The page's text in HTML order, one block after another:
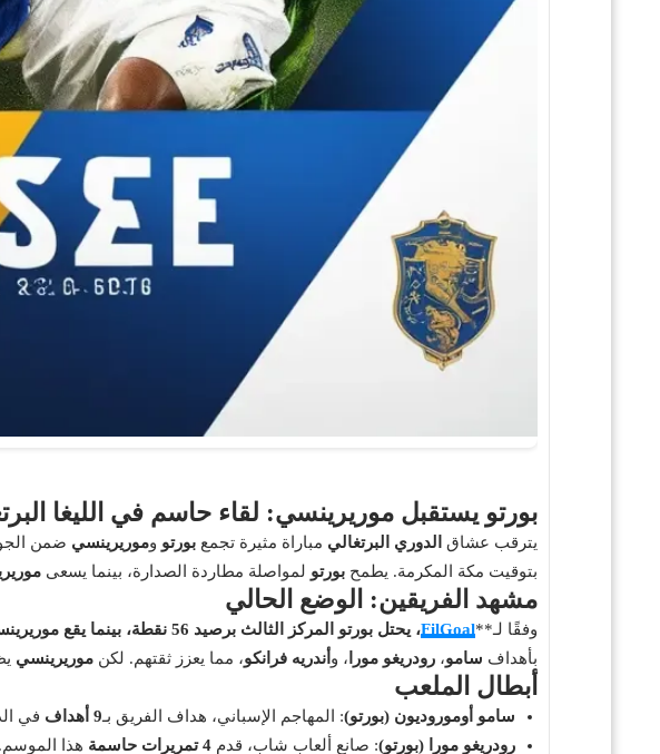
بورتو يستقبل موريرينسي: لقاء حاسم في الليغا
يترقب عشاق الدوري البرتغالي مباراة مثيرة تجمعبورتو وموريرينسي ضمن الجولة
بتوقيت مكة المكرمة. يطمحبورتو لمواصلة مطاردة الصدارة، بينما يسعى
مشهد الفريقين: الوضع الحالي
وفقًا لـ**FilGoal، يحتلبورتو المركز الثالث برصيد 56 نقطة ، بينما يقع
بأهداف سامو،رودريغو مورا ، و أندريه فرانكو، مما يعزز ثقتهم. لكنموريرينسي
أبطال الملعب
سامو أوموروديون (بورتو): المهاجم الإسباني، هداف الفريق بـ9 أهداف
في
رودريغو مورا (بورتو): صانع ألعاب شاب، قدم4 تمريرات حاسمة
هذا الموسم.